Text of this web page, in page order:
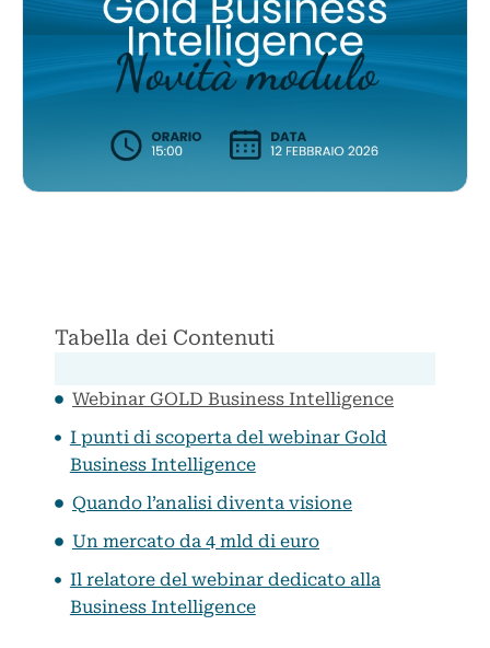
Tabella dei Contenuti
Webinar GOLD Business Intelligence
I punti di scoperta del webinar Gold
Business Intelligence
Quando l’analisi diventa visione
Un mercato da 4 mld di euro
Il relatore del webinar dedicato alla
Business Intelligence